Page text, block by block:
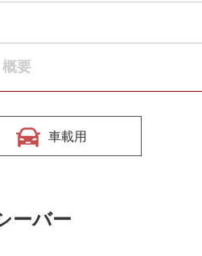
イト
概要
車載用
ーバー